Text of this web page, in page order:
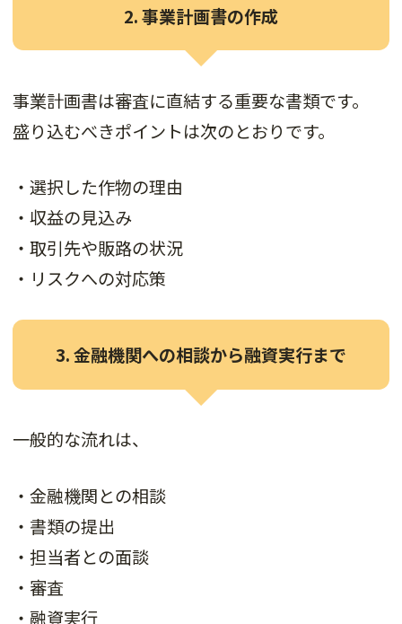
2. 事業計画書の作成
事業計画書は審査に直結する重要な書類です。
盛り込むべきポイントは次のとおりです。
・選択した作物の理由
・収益の見込み
・取引先や販路の状況
・リスクへの対応策
3. 金融機関への相談から融資実行まで
一般的な流れは、
・金融機関との相談
・書類の提出
・担当者との面談
・審査
・融資実行